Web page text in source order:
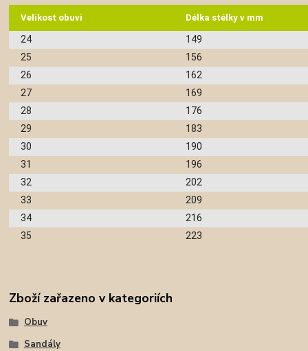
Velikost obuvi Délka stélky v mm
24
149
25
156
26
162
27
169
28
176
29
183
30
190
31
196
32
202
33
209
34
216
35
223
Zboží zařazeno v kategoriích
Obuv
Sandály